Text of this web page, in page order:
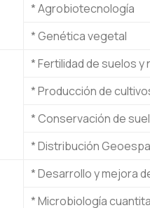
* Agrobiotecnología
* Genética vegetal
* Fertilidad de suelos
* Producción de
* Conservación de
* Distribución
* Desarrollo y mejora
* Microbiología